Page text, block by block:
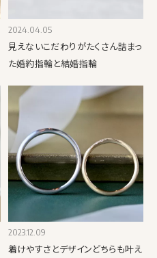
2024.04.05
見えないこだわりがたくさん詰まっ
た婚約指輪と結婚指輪
2023.12.09
着けやすさとデザインどちらも叶え